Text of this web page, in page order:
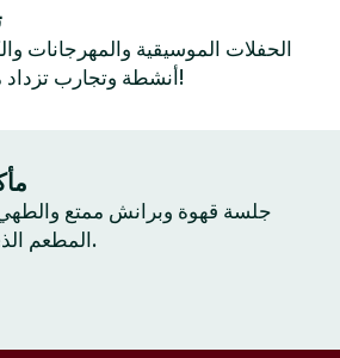
الحفلات الموسيقية والمهرجانات
أنشطة وتجارب تزداد متعة مع شخص جديد!
جلسة قهوة وبرانش ممتع والطهي
المطعم الذي يتحدث عنه الجميع.